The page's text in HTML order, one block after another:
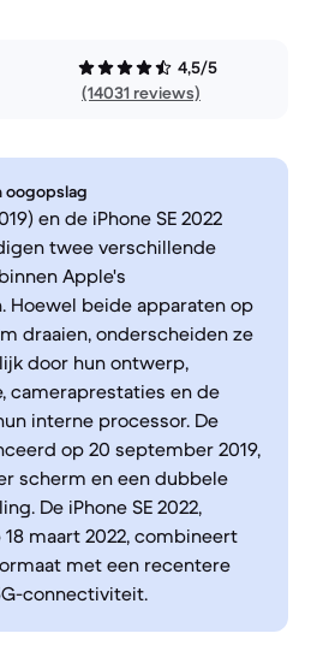
4,5/5
(14031 reviews)
oogopslag
en de iPhone SE 2022
twee verschillende
Apple's
Hoewel beide apparaten op
draaien, onderscheiden ze
door hun ontwerp,
cameraprestaties en de
interne processor. De
op 20 september 2019,
scherm en een dubbele
De iPhone SE 2022,
maart 2022, combineert
met een recentere
connectiviteit.